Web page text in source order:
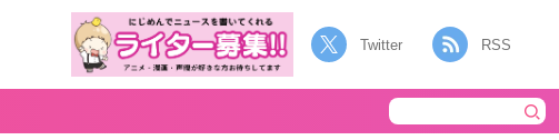
Twitter RSS